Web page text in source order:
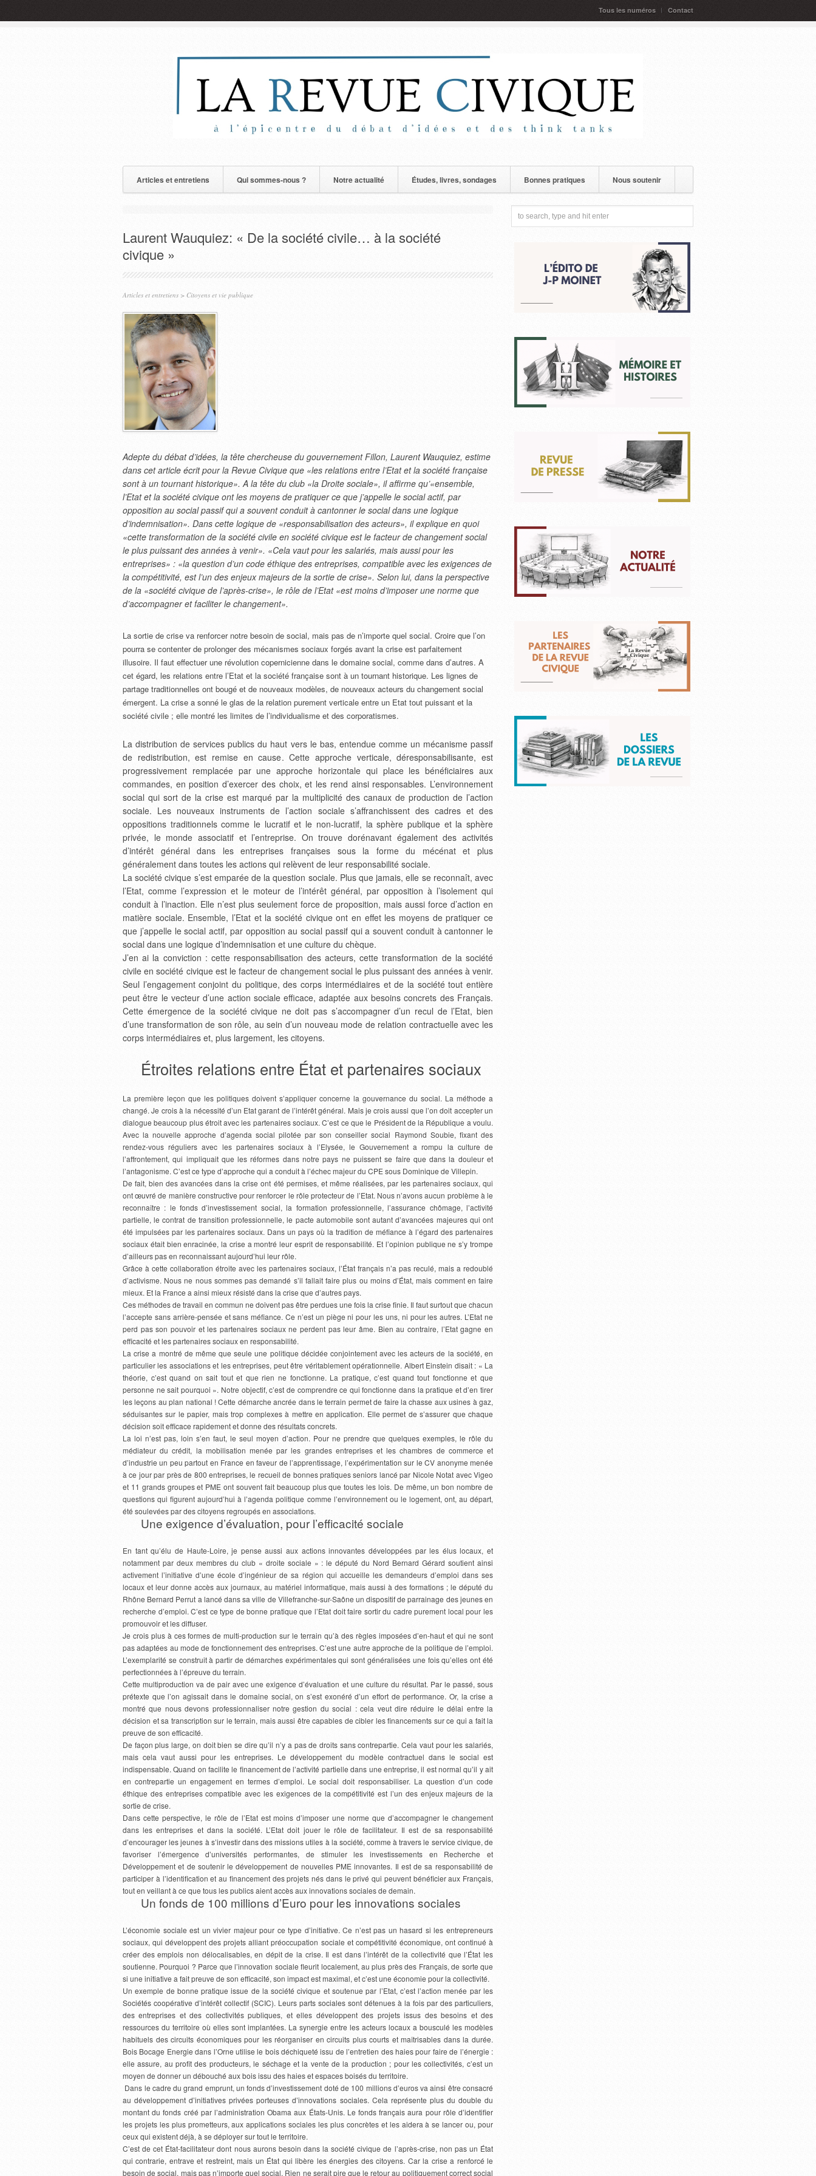
Tous les numéros Contact
Articles et entretiens Qui sommes-nous ? Notre actualité Études, livres, sondages Bonnes pratiques Nous soutenir
Laurent Wauquiez: « De la société civile… à la société
civique »
Articles et entretiens > Citoyens et vie publique
Adepte du débat d’idées, la tête chercheuse du gouvernement Fillon, Laurent Wauquiez, estime
dans cet article écrit pour la Revue Civique que «les relations entre l’Etat et la société française
sont à un tournant historique». A la tête du club «la Droite sociale», il affirme qu’«ensemble,
l’Etat et la société civique ont les moyens de pratiquer ce que j’appelle le social actif, par
opposition au social passif qui a souvent conduit à cantonner le social dans une logique
d’indemnisation». Dans cette logique de «responsabilisation des acteurs», il explique en quoi
«cette transformation de la société civile en société civique est le facteur de changement social
le plus puissant des années à venir». «Cela vaut pour les salariés, mais aussi pour les
entreprises» : «la question d’un code éthique des entreprises, compatible avec les exigences de
la compétitivité, est l’un des enjeux majeurs de la sortie de crise». Selon lui, dans la perspective
de la «société civique de l’après-crise», le rôle de l’Etat «est moins d’imposer une norme que
d’accompagner et faciliter le changement».
La sortie de crise va renforcer notre besoin de social, mais pas de n’importe quel social. Croire que l’on
pourra se contenter de prolonger des mécanismes sociaux forgés avant la crise est parfaitement
illusoire. Il faut effectuer une révolution copernicienne dans le domaine social, comme dans d’autres. A
cet égard, les relations entre l’Etat et la société française sont à un tournant historique. Les lignes de
partage traditionnelles ont bougé et de nouveaux modèles, de nouveaux acteurs du changement social
émergent. La crise a sonné le glas de la relation purement verticale entre un Etat tout puissant et la
société civile ; elle montré les limites de l’individualisme et des corporatismes.
La distribution de services publics du haut vers le bas, entendue comme un mécanisme passif
de redistribution, est remise en cause. Cette approche verticale, déresponsabilisante, est
progressivement remplacée par une approche horizontale qui place les bénéficiaires aux
commandes, en position d’exercer des choix, et les rend ainsi responsables. L’environnement
social qui sort de la crise est marqué par la multiplicité des canaux de production de l’action
sociale. Les nouveaux instruments de l’action sociale s’affranchissent des cadres et des
oppositions traditionnels comme le lucratif et le non-lucratif, la sphère publique et la sphère
privée, le monde associatif et l’entreprise. On trouve dorénavant également des activités
d’intérêt général dans les entreprises françaises sous la forme du mécénat et plus
généralement dans toutes les actions qui relèvent de leur responsabilité sociale.
La société civique s’est emparée de la question sociale. Plus que jamais, elle se reconnaît, avec
l’Etat, comme l’expression et le moteur de l’intérêt général, par opposition à l’isolement qui
conduit à l’inaction. Elle n’est plus seulement force de proposition, mais aussi force d’action en
matière sociale. Ensemble, l’Etat et la société civique ont en effet les moyens de pratiquer ce
que j’appelle le social actif, par opposition au social passif qui a souvent conduit à cantonner le
social dans une logique d’indemnisation et une culture du chèque.
J’en ai la conviction : cette responsabilisation des acteurs, cette transformation de la société
civile en société civique est le facteur de changement social le plus puissant des années à venir.
Seul l’engagement conjoint du politique, des corps intermédiaires et de la société tout entière
peut être le vecteur d’une action sociale efficace, adaptée aux besoins concrets des Français.
Cette émergence de la société civique ne doit pas s’accompagner d’un recul de l’Etat, bien
d’une transformation de son rôle, au sein d’un nouveau mode de relation contractuelle avec les
corps intermédiaires et, plus largement, les citoyens.
Étroites relations entre État et partenaires sociaux
La première leçon que les politiques doivent s’appliquer concerne la gouvernance du social. La méthode a
changé. Je crois à la nécessité d’un Etat garant de l’intérêt général. Mais je crois aussi que l’on doit accepter un
dialogue beaucoup plus étroit avec les partenaires sociaux. C’est ce que le Président de la République a voulu.
Avec la nouvelle approche d’agenda social pilotée par son conseiller social Raymond Soubie, fixant des
rendez-vous réguliers avec les partenaires sociaux à l’Elysée, le Gouvernement a rompu la culture de
l’affrontement, qui impliquait que les réformes dans notre pays ne puissent se faire que dans la douleur et
l’antagonisme. C’est ce type d’approche qui a conduit à l’échec majeur du CPE sous Dominique de Villepin.
De fait, bien des avancées dans la crise ont été permises, et même réalisées, par les partenaires sociaux, qui
ont œuvré de manière constructive pour renforcer le rôle protecteur de l’Etat. Nous n’avons aucun problème à le
reconnaître : le fonds d’investissement social, la formation professionnelle, l’assurance chômage, l’activité
partielle, le contrat de transition professionnelle, le pacte automobile sont autant d’avancées majeures qui ont
été impulsées par les partenaires sociaux. Dans un pays où la tradition de méfiance à l’égard des partenaires
sociaux était bien enracinée, la crise a montré leur esprit de responsabilité. Et l’opinion publique ne s’y trompe
d’ailleurs pas en reconnaissant aujourd’hui leur rôle.
Grâce à cette collaboration étroite avec les partenaires sociaux, l’État français n’a pas reculé, mais a redoublé
d’activisme. Nous ne nous sommes pas demandé s’il fallait faire plus ou moins d’État, mais comment en faire
mieux. Et la France a ainsi mieux résisté dans la crise que d’autres pays.
Ces méthodes de travail en commun ne doivent pas être perdues une fois la crise finie. Il faut surtout que chacun
l’accepte sans arrière-pensée et sans méfiance. Ce n’est un piège ni pour les uns, ni pour les autres. L’Etat ne
perd pas son pouvoir et les partenaires sociaux ne perdent pas leur âme. Bien au contraire, l’Etat gagne en
efficacité et les partenaires sociaux en responsabilité.
La crise a montré de même que seule une politique décidée conjointement avec les acteurs de la société, en
particulier les associations et les entreprises, peut être véritablement opérationnelle. Albert Einstein disait : « La
théorie, c’est quand on sait tout et que rien ne fonctionne. La pratique, c’est quand tout fonctionne et que
personne ne sait pourquoi ». Notre objectif, c’est de comprendre ce qui fonctionne dans la pratique et d’en tirer
les leçons au plan national ! Cette démarche ancrée dans le terrain permet de faire la chasse aux usines à gaz,
séduisantes sur le papier, mais trop complexes à mettre en application. Elle permet de s’assurer que chaque
décision soit efficace rapidement et donne des résultats concrets.
La loi n’est pas, loin s’en faut, le seul moyen d’action. Pour ne prendre que quelques exemples, le rôle du
médiateur du crédit, la mobilisation menée par les grandes entreprises et les chambres de commerce et
d’industrie un peu partout en France en faveur de l’apprentissage, l’expérimentation sur le CV anonyme menée
à ce jour par près de 800 entreprises, le recueil de bonnes pratiques seniors lancé par Nicole Notat avec Vigeo
et 11 grands groupes et PME ont souvent fait beaucoup plus que toutes les lois. De même, un bon nombre de
questions qui figurent aujourd’hui à l’agenda politique comme l’environnement ou le logement, ont, au départ,
été soulevées par des citoyens regroupés en associations.
Une exigence d’évaluation, pour l’efficacité sociale
En tant qu’élu de Haute-Loire, je pense aussi aux actions innovantes développées par les élus locaux, et
notamment par deux membres du club « droite sociale » : le député du Nord Bernard Gérard soutient ainsi
activement l’initiative d’une école d’ingénieur de sa région qui accueille les demandeurs d’emploi dans ses
locaux et leur donne accès aux journaux, au matériel informatique, mais aussi à des formations ; le député du
Rhône Bernard Perrut a lancé dans sa ville de Villefranche-sur-Saône un dispositif de parrainage des jeunes en
recherche d’emploi. C’est ce type de bonne pratique que l’Etat doit faire sortir du cadre purement local pour les
promouvoir et les diffuser.
Je crois plus à ces formes de multi-production sur le terrain qu’à des règles imposées d’en-haut et qui ne sont
pas adaptées au mode de fonctionnement des entreprises. C’est une autre approche de la politique de l’emploi.
L’exemplarité se construit à partir de démarches expérimentales qui sont généralisées une fois qu’elles ont été
perfectionnées à l’épreuve du terrain.
Cette multiproduction va de pair avec une exigence d’évaluation et une culture du résultat. Par le passé, sous
prétexte que l’on agissait dans le domaine social, on s’est exonéré d’un effort de performance. Or, la crise a
montré que nous devons professionnaliser notre gestion du social : cela veut dire réduire le délai entre la
décision et sa transcription sur le terrain, mais aussi être capables de cibler les financements sur ce qui a fait la
preuve de son efficacité.
De façon plus large, on doit bien se dire qu’il n’y a pas de droits sans contrepartie. Cela vaut pour les salariés,
mais cela vaut aussi pour les entreprises. Le développement du modèle contractuel dans le social est
indispensable. Quand on facilite le financement de l’activité partielle dans une entreprise, il est normal qu’il y ait
en contrepartie un engagement en termes d’emploi. Le social doit responsabiliser. La question d’un code
éthique des entreprises compatible avec les exigences de la compétitivité est l’un des enjeux majeurs de la
sortie de crise.
Dans cette perspective, le rôle de l’Etat est moins d’imposer une norme que d’accompagner le changement
dans les entreprises et dans la société. L’Etat doit jouer le rôle de facilitateur. Il est de sa responsabilité
d’encourager les jeunes à s’investir dans des missions utiles à la société, comme à travers le service civique, de
favoriser l’émergence d’universités performantes, de stimuler les investissements en Recherche et
Développement et de soutenir le développement de nouvelles PME innovantes. Il est de sa responsabilité de
participer à l’identification et au financement des projets nés dans le privé qui peuvent bénéficier aux Français,
tout en veillant à ce que tous les publics aient accès aux innovations sociales de demain.
Un fonds de 100 millions d’Euro pour les innovations sociales
L’économie sociale est un vivier majeur pour ce type d’initiative. Ce n’est pas un hasard si les entrepreneurs
sociaux, qui développent des projets alliant préoccupation sociale et compétitivité économique, ont continué à
créer des emplois non délocalisables, en dépit de la crise. Il est dans l’intérêt de la collectivité que l’État les
soutienne. Pourquoi ? Parce que l’innovation sociale fleurit localement, au plus près des Français, de sorte que
si une initiative a fait preuve de son efficacité, son impact est maximal, et c’est une économie pour la collectivité.
Un exemple de bonne pratique issue de la société civique et soutenue par l’Etat, c’est l’action menée par les
Sociétés coopérative d’intérêt collectif (SCIC). Leurs parts sociales sont détenues à la fois par des particuliers,
des entreprises et des collectivités publiques, et elles développent des projets issus des besoins et des
ressources du territoire où elles sont implantées. La synergie entre les acteurs locaux a bousculé les modèles
habituels des circuits économiques pour les réorganiser en circuits plus courts et maîtrisables dans la durée.
Bois Bocage Energie dans l’Orne utilise le bois déchiqueté issu de l’entretien des haies pour faire de l’énergie :
elle assure, au profit des producteurs, le séchage et la vente de la production ; pour les collectivités, c’est un
moyen de donner un débouché aux bois issu des haies et espaces boisés du territoire.
Dans le cadre du grand emprunt, un fonds d’investissement doté de 100 millions d’euros va ainsi être consacré
au développement d’initiatives privées porteuses d’innovations sociales. Cela représente plus du double du
montant du fonds créé par l’administration Obama aux États-Unis. Le fonds français aura pour rôle d’identifier
les projets les plus prometteurs, aux applications sociales les plus concrètes et les aidera à se lancer ou, pour
ceux qui existent déjà, à se déployer sur tout le territoire.
C’est de cet État-facilitateur dont nous aurons besoin dans la société civique de l’après-crise, non pas un État
qui contrarie, entrave et restreint, mais un État qui libère les énergies des citoyens. Car la crise a renforcé le
besoin de social, mais pas n’importe quel social. Rien ne serait pire que le retour au politiquement correct social